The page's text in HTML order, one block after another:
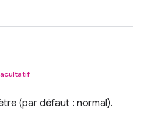
(par défaut : normal).